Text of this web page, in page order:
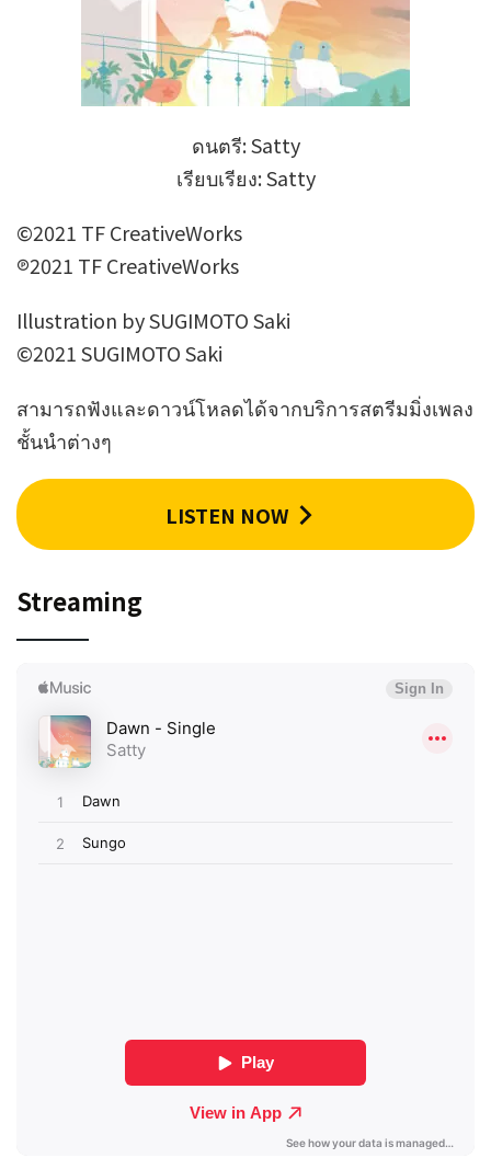
ดนตรี: Satty
เรียบเรียง: Satty
©2021 TF CreativeWorks
℗2021 TF CreativeWorks
Illustration by SUGIMOTO Saki
©2021 SUGIMOTO Saki
สามารถฟังและดาวน์โหลดได้จากบริการสตรีมมิ่งเพลง
ชั้นนำต่างๆ
LISTEN NOW
Streaming